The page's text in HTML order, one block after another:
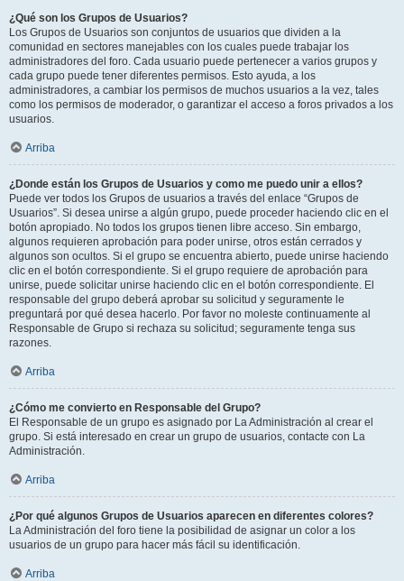
¿Qué son los Grupos de Usuarios?
Los Grupos de Usuarios son conjuntos de usuarios que dividen a la
comunidad en sectores manejables con los cuales puede trabajar los
administradores del foro. Cada usuario puede pertenecer a varios grupos y
cada grupo puede tener diferentes permisos. Esto ayuda, a los
administradores, a cambiar los permisos de muchos usuarios a la vez, tales
como los permisos de moderador, o garantizar el acceso a foros privados a los
usuarios.
Arriba
¿Donde están los Grupos de Usuarios y como me puedo unir a ellos?
Puede ver todos los Grupos de usuarios a través del enlace “Grupos de
Usuarios”. Si desea unirse a algún grupo, puede proceder haciendo clic en el
botón apropiado. No todos los grupos tienen libre acceso. Sin embargo,
algunos requieren aprobación para poder unirse, otros están cerrados y
algunos son ocultos. Si el grupo se encuentra abierto, puede unirse haciendo
clic en el botón correspondiente. Si el grupo requiere de aprobación para
unirse, puede solicitar unirse haciendo clic en el botón correspondiente. El
responsable del grupo deberá aprobar su solicitud y seguramente le
preguntará por qué desea hacerlo. Por favor no moleste continuamente al
Responsable de Grupo si rechaza su solicitud; seguramente tenga sus
razones.
Arriba
¿Cómo me convierto en Responsable del Grupo?
El Responsable de un grupo es asignado por La Administración al crear el
grupo. Si está interesado en crear un grupo de usuarios, contacte con La
Administración.
Arriba
¿Por qué algunos Grupos de Usuarios aparecen en diferentes colores?
La Administración del foro tiene la posibilidad de asignar un color a los
usuarios de un grupo para hacer más fácil su identificación.
Arriba